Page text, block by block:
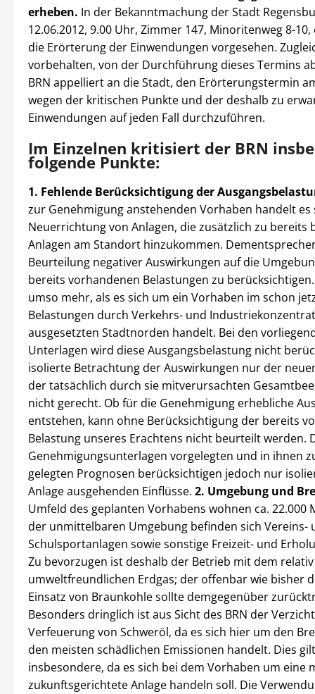
erheben. In der Bekanntmachung der Stadt
12.06.2012, 9.00 Uhr, Zimmer 147, Minoritenweg 8-
die Erörterung der Einwendungen vorgesehen.
vorbehalten, von der Durchführung dieses Termins
BRN appelliert an die Stadt, den Erörterungstermin
wegen der kritischen Punkte und der deshalb zu
Einwendungen auf jeden Fall durchzuführen.
Im Einzelnen kritisiert der BRN
folgende Punkte:
1. Fehlende Berücksichtigung der
zur Genehmigung anstehenden Vorhaben handelt es
Neuerrichtung von Anlagen, die zusätzlich zu bereits
Anlagen am Standort hinzukommen.
Beurteilung negativer Auswirkungen auf die
bereits vorhandenen Belastungen zu
umso mehr, als es sich um ein Vorhaben im schon
Belastungen durch Verkehrs- und
ausgesetzten Stadtnorden handelt. Bei den
Unterlagen wird diese Ausgangsbelastung nicht
isolierte Betrachtung der Auswirkungen nur der
der tatsächlich durch sie mitverursachten
nicht gerecht. Ob für die Genehmigung erhebliche
entstehen, kann ohne Berücksichtigung der bereits
Belastung unseres Erachtens nicht beurteilt werden.
Genehmigungsunterlagen vorgelegten und in ihnen
gelegten Prognosen berücksichtigen jedoch nur
Anlage ausgehenden Einflüsse. 2. Umgebung und
Umfeld des geplanten Vorhabens wohnen ca. 22.000
der unmittelbaren Umgebung befinden sich Vereins-
Schulsportanlagen sowie sonstige Freizeit- und
Zu bevorzugen ist deshalb der Betrieb mit dem relativ
umweltfreundlichen Erdgas; der offenbar wie bisher
Einsatz von Braunkohle sollte demgegenüber
Besonders dringlich ist aus Sicht des BRN der
Verfeuerung von Schweröl, da es sich hier um den
den meisten schädlichen Emissionen handelt. Dies gilt
insbesondere, da es sich bei dem Vorhaben um eine
zukunftsgerichtete Anlage handeln soll. Die